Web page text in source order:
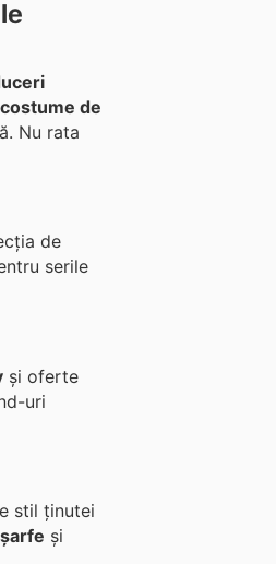
costume de
Nu rata
de
serile
și oferte
uri
stil ținutei
și